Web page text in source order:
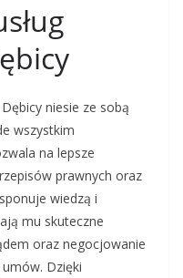
niesie ze sobą
wszystkim
na lepsze
prawnych oraz
wiedzą i
mu skuteczne
oraz negocjowanie
Dzięki